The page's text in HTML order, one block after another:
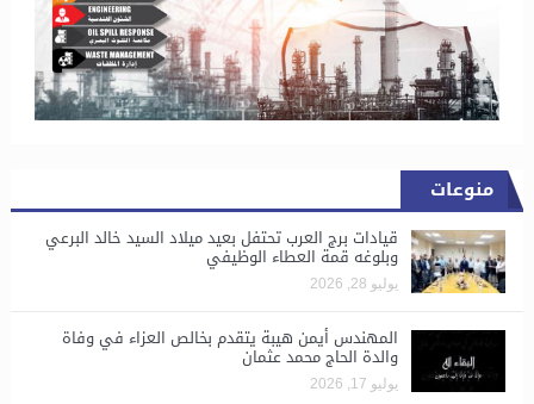
منوعات
قيادات برج العرب تحتفل بعيد ميلاد السيد خالد البرعي
وبلوغه قمة العطاء الوظيفي
يوليو 28, 2026
المهندس أيمن هيبة يتقدم بخالص العزاء في وفاة
والدة الحاج محمد عثمان
يوليو 17, 2026